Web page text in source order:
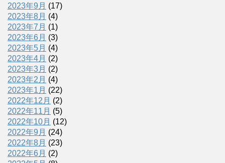
2023年9月 (17)
2023年8月 (4)
2023年7月 (1)
2023年6月 (3)
2023年5月 (4)
2023年4月 (2)
2023年3月 (2)
2023年2月 (4)
2023年1月 (22)
2022年12月 (2)
2022年11月 (5)
2022年10月 (12)
2022年9月 (24)
2022年8月 (23)
2022年6月 (2)